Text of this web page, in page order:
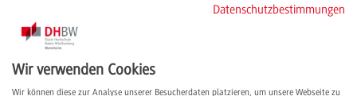
Datenschutzbestimmungen
Wir verwenden Cookies
Wir können diese zur Analyse unserer Besucherdaten platzieren, um unsere Webseite zu